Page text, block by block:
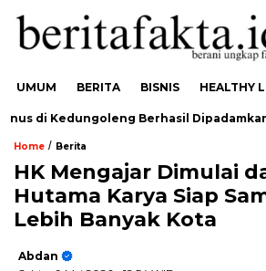
UMUM BERITA BISNIS HEALTHY
di Kedungoleng Berhasil Dipadamkan,
Home / Berita
HK Mengajar Dimulai
Hutama Karya Siap
Lebih Banyak Kota
Abdan